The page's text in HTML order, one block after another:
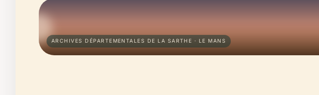
ARCHIVES DÉPARTEMENTALES DE LA SARTHE · LE MANS